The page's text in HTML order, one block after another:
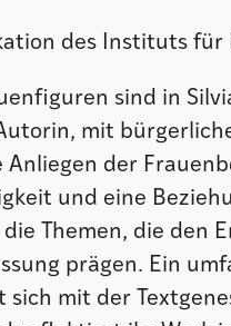
des Instituts
sind in
mit
Anliegen der
und eine
Themen, die den
prägen. Ein
sich mit der